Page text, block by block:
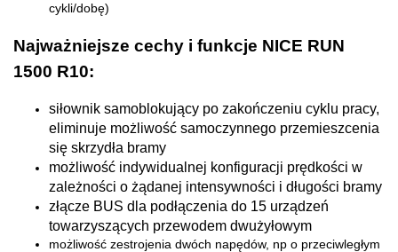
cykli/dobę)
Najważniejsze cechy i funkcje NICE RUN
1500 R10:
siłownik samoblokujący po zakończeniu cyklu pracy,
eliminuje możliwość samoczynnego przemieszcenia
się skrzydła bramy
możliwość indywidualnej konfiguracji prędkości w
zależności o żądanej intensywności i długości bramy
złącze BUS dla podłączenia do 15 urządzeń
towarzyszących przewodem dwużyłowym
możliwość zestrojenia dwóch napędów, np o przeciwległym